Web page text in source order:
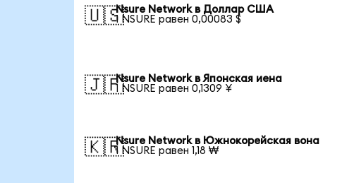
🇺🇸Nsure Network в Доллар США
1 NSURE равен 0,00083 $
🇯🇵Nsure Network в Японская иена
1 NSURE равен 0,1309 ¥
🇰🇷Nsure Network в Южнокорейская вона
1 NSURE равен 1,18 ₩